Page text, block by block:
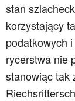
stan
korzystający
podatkowych
rycerstwa nie
stanowiąc tak